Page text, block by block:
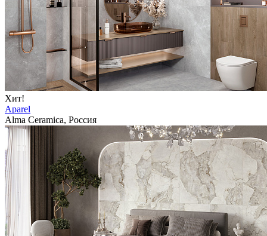
Хит!
Aparel
Alma Ceramica, Россия